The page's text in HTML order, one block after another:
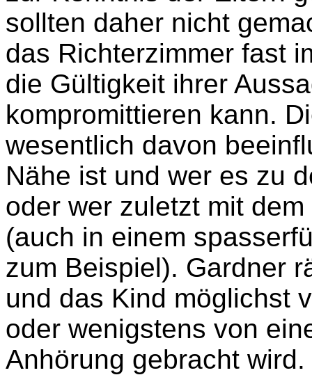
sollten daher nicht
das Richterzimmer fast
die Gültigkeit ihrer
kompromittieren kann.
wesentlich davon
Nähe ist und wer es zu
oder wer zuletzt mit
(auch in einem
zum Beispiel). Gardner
und das Kind möglichst
oder wenigstens von
Anhörung gebracht wird.